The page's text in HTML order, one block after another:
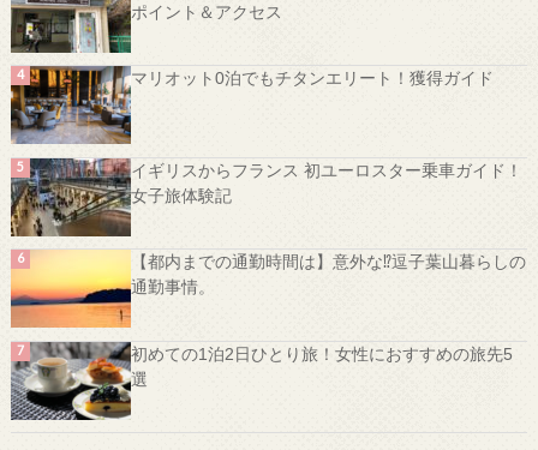
ポイント＆アクセス
マリオット0泊でもチタンエリート！獲得ガイド
イギリスからフランス 初ユーロスター乗車ガイド！
女子旅体験記
【都内までの通勤時間は】意外な⁉️逗子葉山暮らしの
通勤事情。
初めての1泊2日ひとり旅！女性におすすめの旅先5
選